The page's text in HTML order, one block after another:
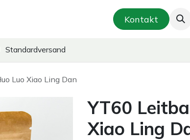
Kräuter-Zubereitungen
Kontakt
Standardversand
Luo Xiao Ling Dan
YT60
Xiao Ling